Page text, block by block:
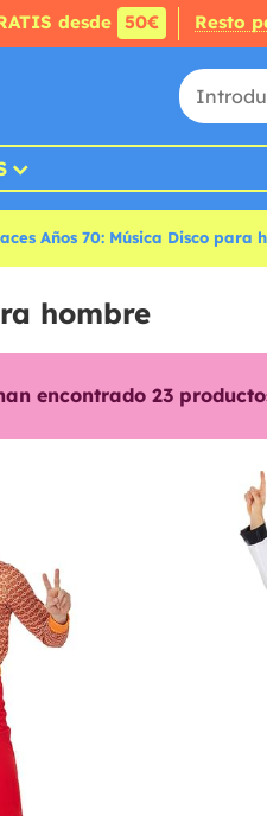
desde 50€ Resto
Años 70: Música Disco para
hombre
encontrado 23